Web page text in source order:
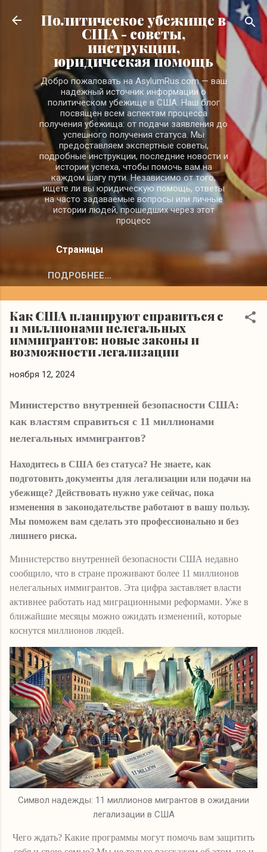
К основному контенту
Политическое убежище в
США - советы,
инструкции,
юридическая помощь
Добро пожаловать на AsylumRus.com — ваш
надежный источник информации о
политическом убежище в США. Наш блог
посвящен всем аспектам процесса
получения убежища: от подачи заявления до
успешного получения статуса. Мы
предоставляем экспертные советы,
подробные инструкции, последние новости и
истории успеха, чтобы помочь вам на
каждом шагу пути. Независимо от того,
ищете ли вы юридическую помощь, ответы
на часто задаваемые вопросы или личные
истории людей, прошедших через этот
процесс
Страницы
ПОДРОБНЕЕ…
Как США планируют справиться с
11 миллионами нелегальных
иммигрантов: новые законы и
возможности легализации
ноября 12, 2024
Министерство внутренней безопасности США:
как властям справиться с 11 миллионами
нелегальных иммигрантов?
Находитесь в США без статуса? Не знаете, как
подготовить документы для легализации или подачи на
убежище? Действовать нужно уже сейчас, пока
изменения в законодательстве работают в вашу пользу.
Мы поможем вам сделать это профессионально и без
лишнего риска.
Министерство внутренней безопасности США недавно
сообщило, что в стране проживают более 11 миллионов
нелегальных иммигрантов. Эта цифра заставляет власти
активнее работать над миграционными реформами. Уже в
ближайшие месяцы можно ожидать изменений, которые
коснутся миллионов людей.
Символ надежды: 11 миллионов мигрантов в ожидании
легализации в США
Чего ждать? Какие программы могут помочь вам защитить